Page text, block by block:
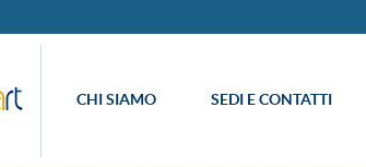
CHI SIAMO SEDI E CONTATTI